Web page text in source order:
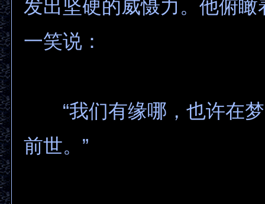
发出坚硬的威慑力。他俯瞰
一笑说：
“我们有缘哪，也许在梦
前世。”